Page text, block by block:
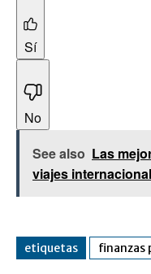
Sí
No
See also Las
viajes
etiquetas finanzas